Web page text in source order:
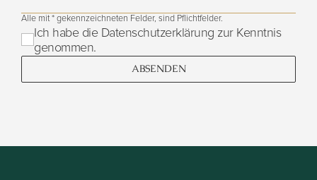
Alle mit * gekennzeichneten Felder, sind Pflichtfelder.
Ich habe die Datenschutzerklärung zur Kenntnis
genommen.
ABSENDEN